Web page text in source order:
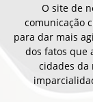
O site de
comunicação
para dar mais
dos fatos que
cidades da